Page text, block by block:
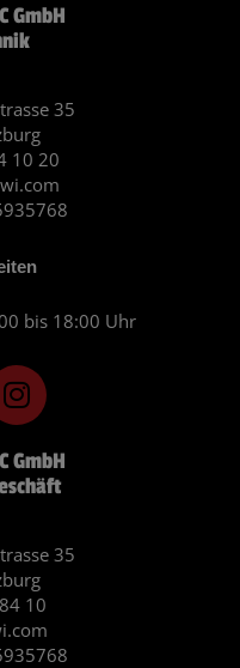
GmbH
35
10
I
n
s
t
a
r
a
m
GmbH
35
10 20
bis 18:00 Uhr